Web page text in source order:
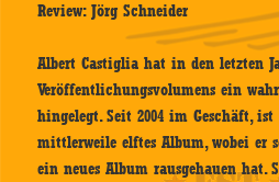
Review: Jörg Schneider
Albert Castiglia hat in den letzten
Veröffentlichungsvolumens ein
hingelegt. Seit 2004 im Geschäft,
mittlerweile elftes Album, wobei er
ein neues Album rausgehauen hat.